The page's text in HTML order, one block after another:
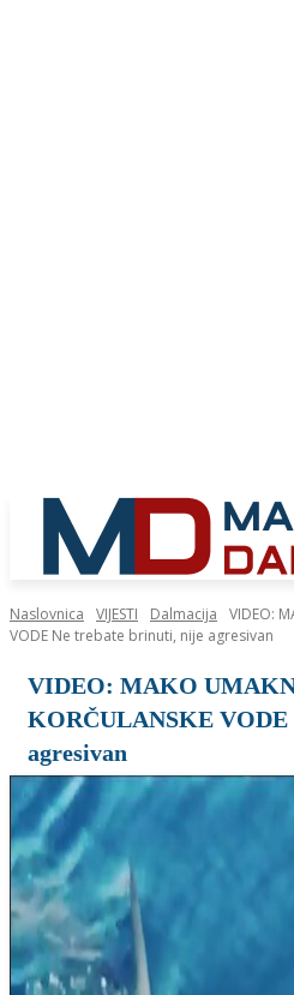
Naslovnica VIJESTI Dalmacija
VIDEO:
VODE Ne trebate brinuti, nije agresivan
VIDEO: MAKO
KORČULANSKE
agresivan